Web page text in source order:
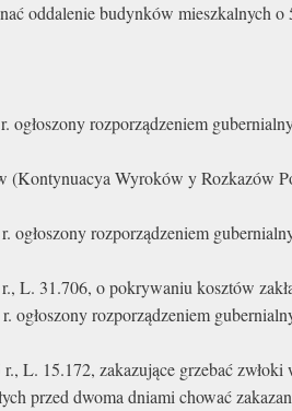
oddalenie budynków mieszkalnych
rozporządzeniem
(Kontynuacya Wyroków y Rozkazów
rozporządzeniem
L. 31.706, o pokrywaniu kosztów
ogłoszony rozporządzeniem
L. 15.172, zakazujące grzebać zwłoki
przed dwoma dniami chować